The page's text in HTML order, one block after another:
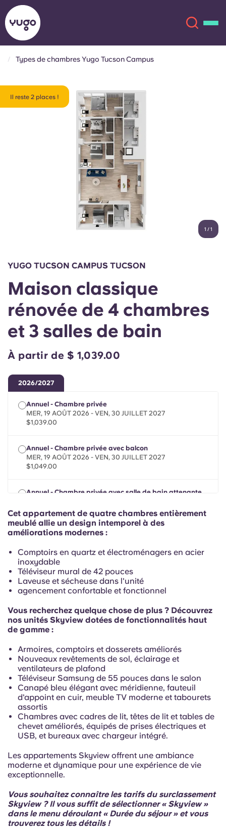
Lieux
Compte
English (GB)
Chinese
Español
Italian
Portuguese
Sélectionnez un pays
Se connecter
English (US)
Chinese
Català Deutsch
Italian French
Portuguese
Types de chambres Yugo Tucson Campus
Il reste 2 places !
1 /1
YUGO TUCSON CAMPUS TUCSON
Maison classique
rénovée de 4 chambres
et 3 salles de bain
À partir de $ 1,039.00
2026/2027
Annuel - Chambre privée
MER, 19 AOÛT 2026 - VEN, 30 JUILLET 2027
$1,039.00
Annuel - Chambre privée avec balcon
MER, 19 AOÛT 2026 - VEN, 30 JUILLET 2027
$1,049.00
Annuel - Chambre privée avec salle de bain attenante
$1,049.00
Annuel - Chambre privée, balcon, salle de bain
MER, 19 AOÛT 2026 - VEN, 30 JUILLET 2027
$1,064.00
Annuel - Chambre privée, vue panoramique, spa,
MER, 19 AOÛT 2026 - VEN, 30 JUILLET 2027
$1,114.00
attenante
MER, 19 AOÛT 2026 - VEN, 30 JUILLET 2027
$1,039.00
Location annuelle - Chambre privée, vue sur le ciel,
balcon, salle de bain attenante
MER, 19 AOÛT 2026 - VEN, 30 JUILLET 2027
$1,139.00
MER, 19 AOÛT 2026 - VEN, 30 JUILLET 2027
$1,114.00
Cet appartement de quatre chambres entièrement
meublé allie un design intemporel à des
améliorations modernes :
Comptoirs en quartz et électroménagers en acier
inoxydable
Téléviseur mural de 42 pouces
Laveuse et sécheuse dans l'unité
agencement confortable et fonctionnel
Vous recherchez quelque chose de plus ? Découvrez
nos unités Skyview dotées de fonctionnalités haut
de gamme :
Armoires, comptoirs et dosserets améliorés
Nouveaux revêtements de sol, éclairage et
ventilateurs de plafond
Téléviseur Samsung de 55 pouces dans le salon
Canapé bleu élégant avec méridienne, fauteuil
d'appoint en cuir, meuble TV moderne et tabourets
assortis
Chambres avec cadres de lit, têtes de lit et tables de
chevet améliorés, équipés de prises électriques et
USB, et bureaux avec chargeur intégré.
Les appartements Skyview offrent une ambiance
moderne et dynamique pour une expérience de vie
exceptionnelle.
Vous souhaitez connaître les tarifs du surclassement
Skyview ? Il vous suffit de sélectionner « Skyview »
dans le menu déroulant « Durée du séjour » et vous
trouverez tous les détails !